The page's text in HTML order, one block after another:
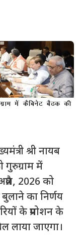
श्री नायब
गुरुग्राम में
2026 को
का निर्णय
के प्रमोशन के
लाया जाएगा।